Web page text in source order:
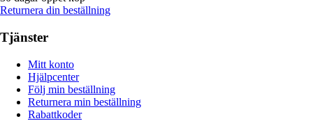
Returnera din beställning
Tjänster
Mitt konto
Hjälpcenter
Följ min beställning
Returnera min beställning
Rabattkoder